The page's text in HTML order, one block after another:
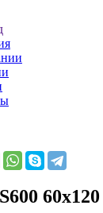
60x120